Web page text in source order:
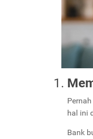
hal ini
Bank